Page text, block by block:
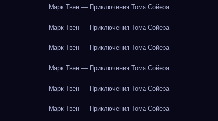
Марк Твен — Приключения Тома Сойера
Марк Твен — Приключения Тома Сойера
Марк Твен — Приключения Тома Сойера
Марк Твен — Приключения Тома Сойера
Марк Твен — Приключения Тома Сойера
Марк Твен — Приключения Тома Сойера